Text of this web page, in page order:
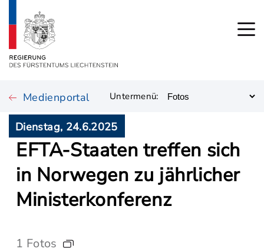
Medienportal Untermenü:
Dienstag, 24.6.2025
EFTA-Staaten treffen sich
in Norwegen zu jährlicher
Ministerkonferenz
1 Fotos